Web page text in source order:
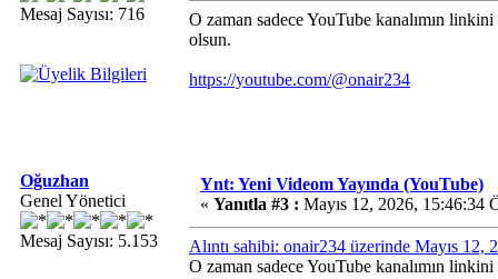
Mesaj Sayısı: 716
O zaman sadece YouTube kanalımın
olsun.
https://youtube.com/@onair234
Oğuzhan
Genel Yönetici
Mesaj Sayısı: 5.153
Ynt: Yeni Videom Yayında (YouTube)
« Yanıtla #3 : Mayıs 12, 2026, 15:46:34
Alıntı sahibi: onair234 üzerinde Mayıs 12,
O zaman sadece YouTube kanalımın